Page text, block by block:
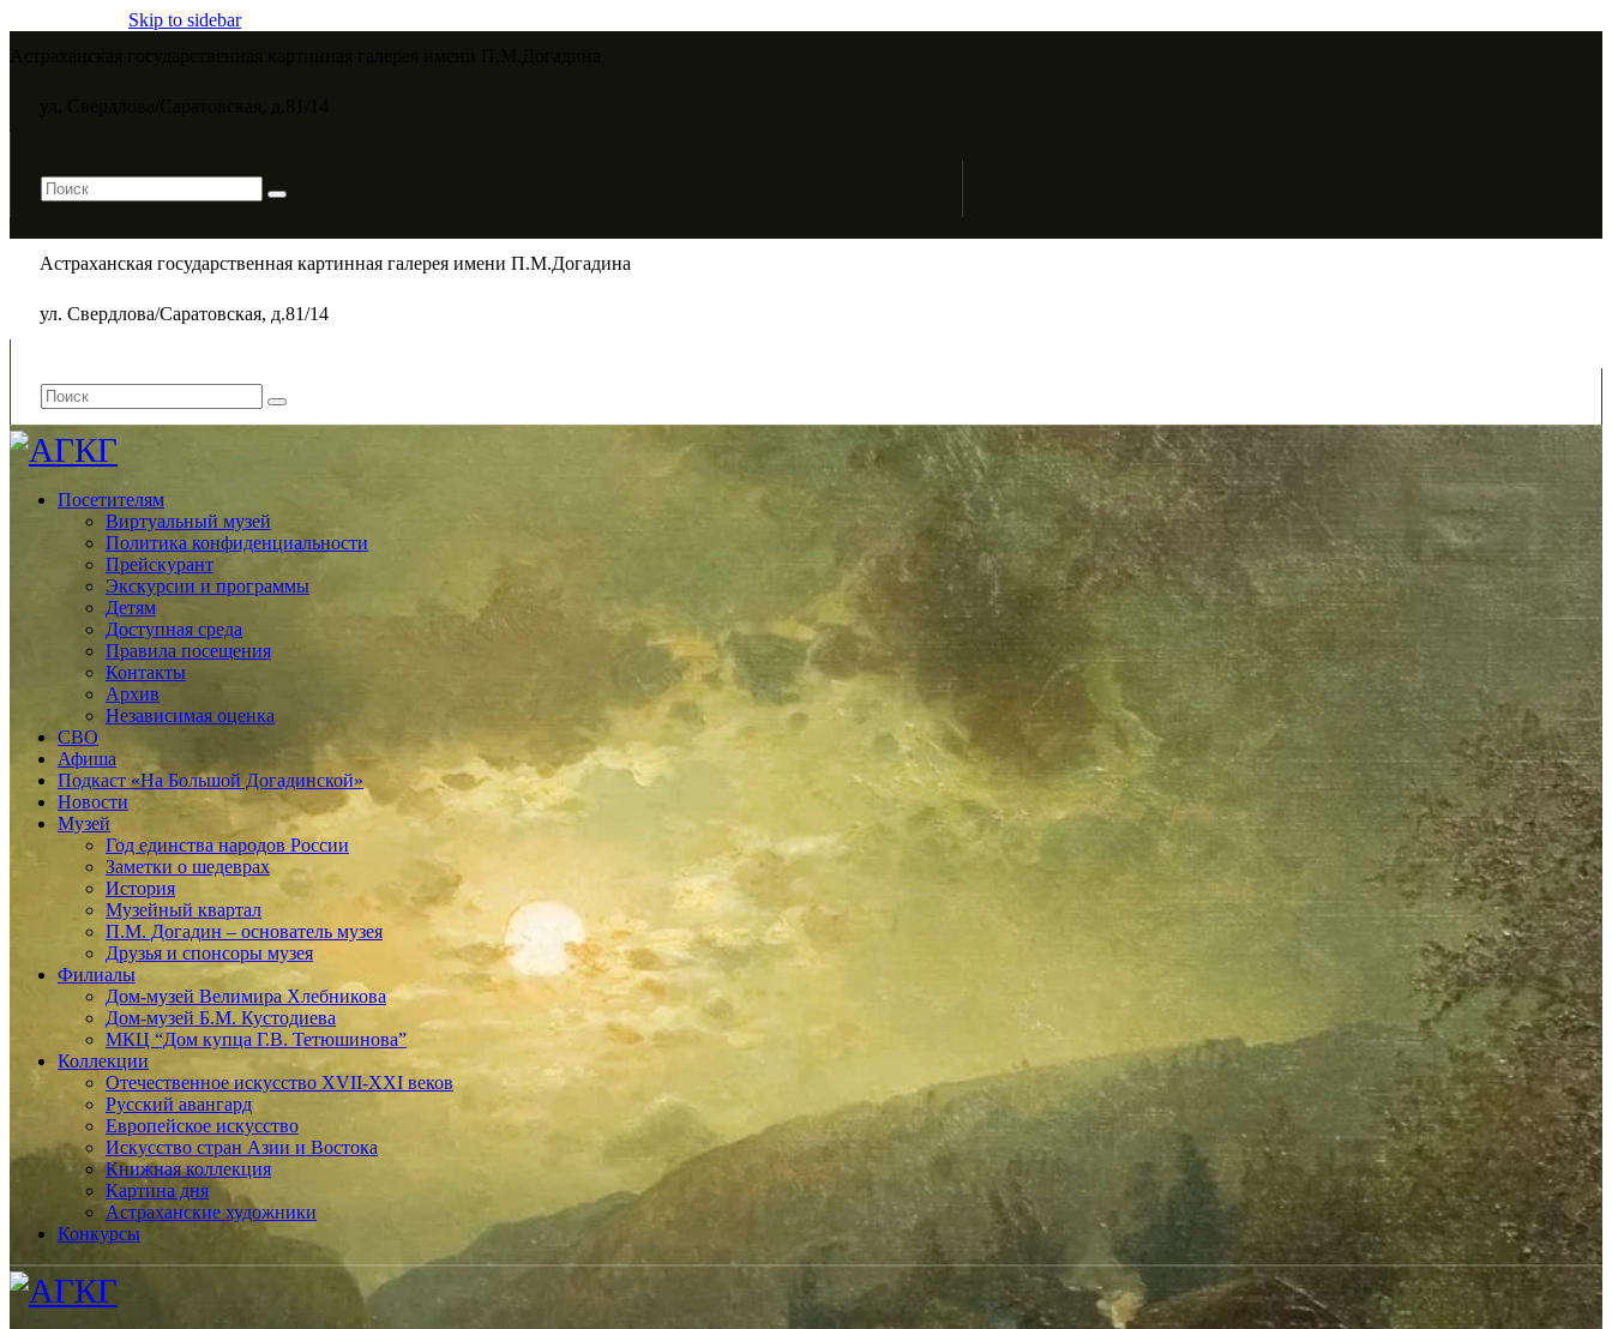
Skip to sidebar
Астраханская государственная картинная галерея имени П.М.Догадина​
ул. Свердлова/Саратовская, д.81/14
Посетителям
Виртуальный музей
Политика конфиденциальности
Прейскурант
Экскурсии и программы
Детям
Доступная среда
Правила посещения
Контакты
Архив
Независимая оценка
СВО
Афиша
Подкаст «На Большой Догадинской»
Новости
Музей
Год единства народов России
Заметки о шедеврах
История
Музейный квартал
П.М. Догадин – основатель музея
Друзья и спонсоры музея
Филиалы
Дом-музей Велимира Хлебникова
Дом-музей Б.М. Кустодиева
МКЦ “Дом купца Г.В. Тетюшинова”
Коллекции
Отечественное искусство XVII-XXI веков
Русский авангард
Европейское искусство
Искусство стран Азии и Востока
Книжная коллекция
Картина дня
Астраханские художники
Конкурсы